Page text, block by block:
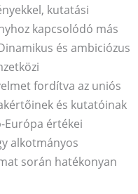
kutatási
kapcsolódó más
és ambiciózus
fordítva az uniós
és kutatóinak
Európa értékei
alkotmányos
során hatékonyan